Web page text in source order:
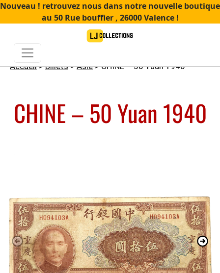
Nouveau ! retrouvez nous dans notre nouvelle boutique
au 50 Rue bouffier , 26000 Valence !
Accueil>Billets>Asie> CHINE – 50 Yuan 1940
CHINE – 50 Yuan 1940